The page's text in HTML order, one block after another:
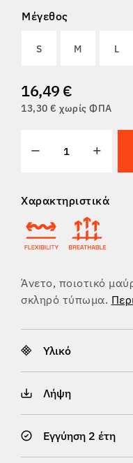
ΕΠΙΣΤΡΟΦΈΣ
Μέγεθος
S M L
16,49 €
13,30 € χωρίς ΦΠΑ
Χαρακτηριστικά
Άνετο, ποιοτικό
σκληρό τύπωμα.
Υλικό
Λήψη
Εγγύηση 2 έτη